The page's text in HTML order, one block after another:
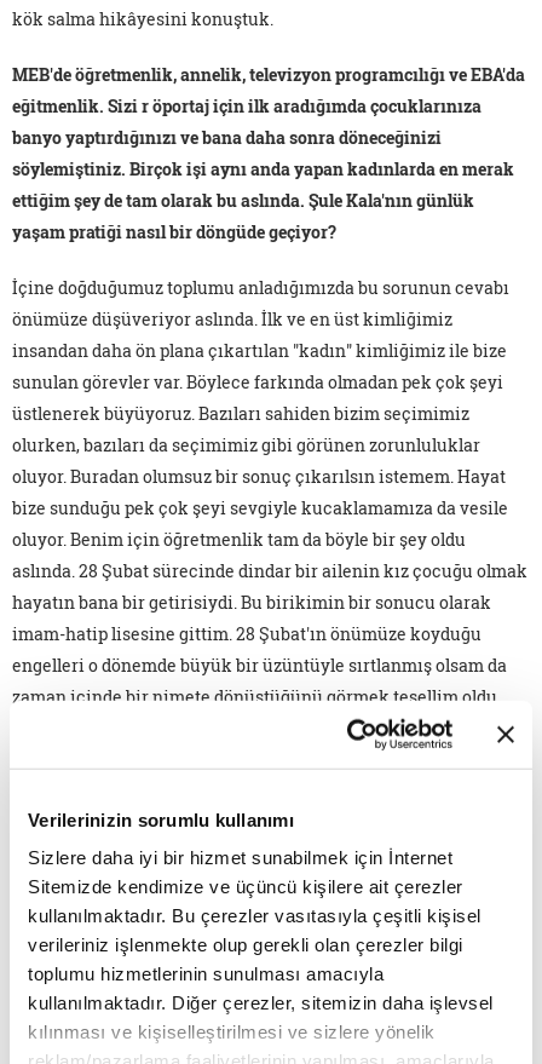
Verilerinizin sorumlu kullanımı
Sizlere daha iyi bir hizmet sunabilmek için İnternet
Sitemizde kendimize ve üçüncü kişilere ait çerezler
kullanılmaktadır. Bu çerezler vasıtasıyla çeşitli kişisel
verileriniz işlenmekte olup gerekli olan çerezler bilgi
toplumu hizmetlerinin sunulması amacıyla
kullanılmaktadır. Diğer çerezler, sitemizin daha işlevsel
kılınması ve kişiselleştirilmesi ve sizlere yönelik
kök salma hikâyesini konuştuk.
MEB'de öğretmenlik, annelik, televizyon programcılığı ve EBA'da
eğitmenlik. Sizi r öportaj için ilk aradığımda çocuklarınıza
banyo yaptırdığınızı ve bana daha sonra döneceğinizi
söylemiştiniz. Birçok işi aynı anda yapan kadınlarda en merak
ettiğim şey de tam olarak bu aslında. Şule Kala'nın günlük
yaşam pratiği nasıl bir döngüde geçiyor?
İçine doğduğumuz toplumu anladığımızda bu sorunun cevabı
önümüze düşüveriyor aslında. İlk ve en üst kimliğimiz
insandan daha ön plana çıkartılan "kadın" kimliğimiz ile bize
sunulan görevler var. Böylece farkında olmadan pek çok şeyi
üstlenerek büyüyoruz. Bazıları sahiden bizim seçimimiz
olurken, bazıları da seçimimiz gibi görünen zorunluluklar
oluyor. Buradan olumsuz bir sonuç çıkarılsın istemem. Hayat
bize sunduğu pek çok şeyi sevgiyle kucaklamamıza da vesile
oluyor. Benim için öğretmenlik tam da böyle bir şey oldu
aslında. 28 Şubat sürecinde dindar bir ailenin kız çocuğu olmak
hayatın bana bir getirisiydi. Bu birikimin bir sonucu olarak
imam-hatip lisesine gittim. 28 Şubat'ın önümüze koyduğu
engelleri o dönemde büyük bir üzüntüyle sırtlanmış olsam da
zaman içinde bir nimete dönüştüğünü görmek tesellim oldu.
Eğitimim hayalimdekinden farklı bir pencereye açılmıştı.
Hayalimde her zaman iletişim alanında işler yapmak vardı.
Peki, ilahiyat da nereden çıktı? Yurt dışına giderek istediğim
bölümü okumak ya da Türkiye'de kalarak ilahiyata razı olmak
arasında bir seçim yapmam gerekmişti. Bu seçimi yapma
zorunluluğum "başörtülü, imamhatipli" olmamdan ileri
geliyordu. Vatanımda kalarak önüme çıkan yolları
değerlendirmeye karar verdim. Böylece ilahiyatçı ve eğitimci
olmanın kapıları açıldı önüme. Bu birikimin hayatıma